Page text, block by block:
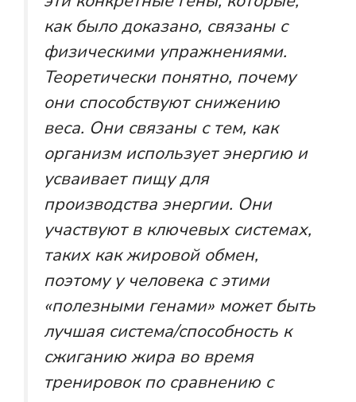
как было доказано, связаны с
физическими упражнениями.
Теоретически понятно, почему
они способствуют снижению
веса. Они связаны с тем, как
организм использует энергию и
усваивает пищу для
производства энергии. Они
участвуют в ключевых системах,
таких как жировой обмен,
поэтому у человека с этими
«полезными генами» может быть
лучшая система/способность к
сжиганию жира во время
тренировок по сравнению с